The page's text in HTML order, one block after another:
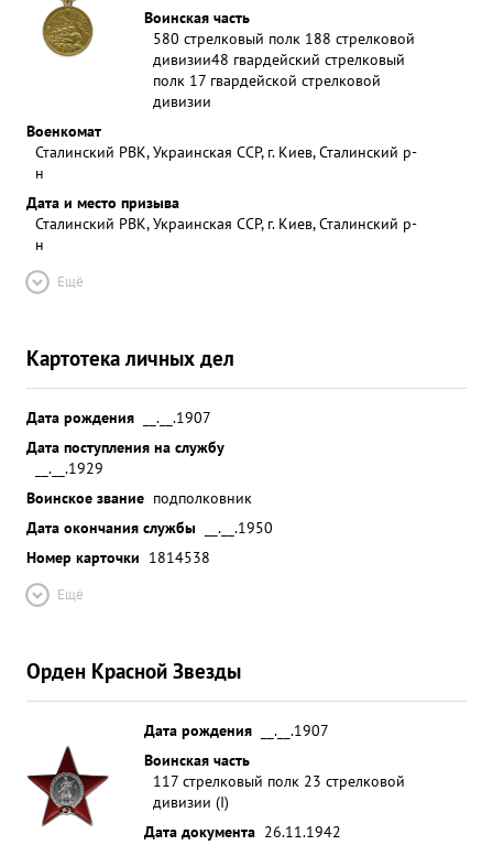
Воинская часть
580 стрелковый полк 188 стрелковой
дивизии48 гвардейский стрелковый
полк 17 гвардейской стрелковой
дивизии
Военкомат
Сталинский РВК, Украинская ССР, г. Киев, Сталинский р-
н
Дата и место призыва
Сталинский РВК, Украинская ССР, г. Киев, Сталинский р-
н
Ещё
Картотека личных дел
Дата рождения
__.__.1907
Дата поступления на службу
__.__.1929
Воинское звание подполковник
Дата окончания службы
__.__.1950
Номер карточки 1814538
Ещё
Орден Красной Звезды
Дата рождения
__.__.1907
Воинская часть
117 стрелковый полк 23 стрелковой
дивизии (I)
Дата документа 26.11.1942